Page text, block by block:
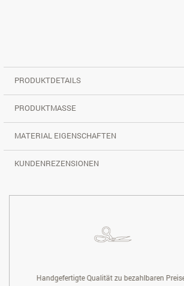
PRODUKTDETAILS
PRODUKTMASSE
MATERIAL EIGENSCHAFTEN
KUNDENREZENSIONEN
Handgefertigte Qualität zu bezahlbaren